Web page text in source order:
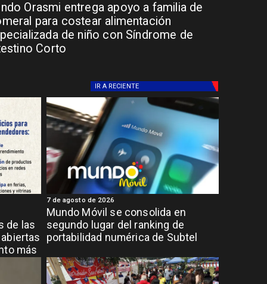
Orasmi entrega apoyo a familia de
para costear alimentación
de niño con Síndrome de
Corto
IR A RECIENTE
de las
más
Mundo Móvil se consolida en
segundo lugar del ranking de
portabilidad numérica de Subtel
7 de agosto de 2026